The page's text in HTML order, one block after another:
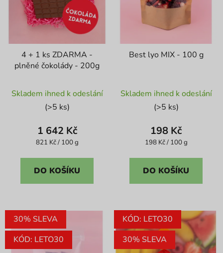
t
4 + 1 ks ZDARMA -
plněné čokolády - 200g
Skladem ihned k odeslání
(>5 ks)
1 642 Kč
Měrná
821 Kč / 100 g
DO KOŠÍKU
Best lyo MIX - 100 g
hodnocení
produktu
je
4,0
5
Skladem ihned k odeslání
(>5 ks)
198 Kč
Měrná
198 Kč / 100 g
DO KOŠÍKU
30% SLEVA
KÓD: LETO30
KÓD: LETO30
30% SLEVA